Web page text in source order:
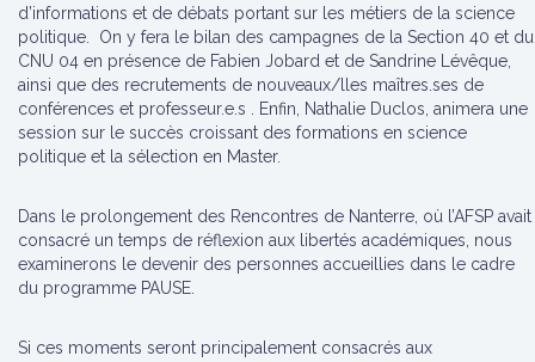
d’informations et de débats portant sur les métiers de la science
politique. On y fera le bilan des campagnes de la Section 40 et du
CNU 04 en présence de Fabien Jobard et de Sandrine Lévêque,
ainsi que des recrutements de nouveaux/lles maîtres.ses de
conférences et professeur.e.s . Enfin, Nathalie Duclos, animera une
session sur le succès croissant des formations en science
politique et la sélection en Master.
Dans le prolongement des Rencontres de Nanterre, où l’AFSP avait
consacré un temps de réflexion aux libertés académiques, nous
examinerons le devenir des personnes accueillies dans le cadre
du programme PAUSE.
Si ces moments seront principalement consacrés aux